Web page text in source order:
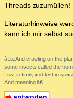
Threads zuzumüllen!
Literaturhinweise
kann ich mir selbst
--
â€œAnd crawling on the
some insects called the
Lost in time, and lost in
And meaning.â€